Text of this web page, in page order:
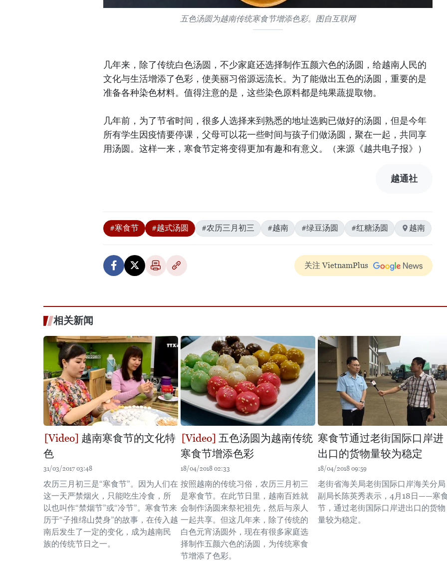
五色汤圆为越南传统寒食节增添色彩。图自互联网
几年来，除了传统白色汤圆，不少家庭还选择制作五颜六色的汤圆，给越南人民的
文化与生活增添了色彩，使美丽习俗源远流长。为了能做出五色的汤圆，重要的是
准备各种染色材料。值得注意的是，这些染色原料都是纯果蔬提取物。
几年前，为了节省时间，很多人选择来到熟悉的地址选购已做好的汤圆，但是今年
所有学生因疫情要停课，父母可以花一些时间与孩子们做汤圆，聚在一起，共同享
用汤圆。这样一来，寒食节定将变得更加有趣和有意义。（来源《越共电子报》）
越通社
#寒食节 #越式汤圆 #农历三月初三 #越南 #绿豆汤圆 #红糖汤圆 越南
关注 VietnamPlus
相关新闻
越南寒食节的文化特
色
31/03/2017 03:48
农历三月初三是“寒食节”。因为人们在
这一天严禁烟火，只能吃生冷食，所
以也叫作“禁烟节”或“冷节”。寒食节来
历于“子推绵山焚身”的故事，在传入越
南后发生了一定的变化，成为越南民
族的传统节日之一。
五色汤圆为越南传统
寒食节增添色彩
18/04/2018 02:33
按照越南的传统习俗，农历三月初三
是寒食节。在此节日里，越南百姓就
会制作汤圆来祭祀祖先，然后与亲人
一起共享。但这几年来，除了传统的
白色元宵汤圆外，现在有很多家庭选
择制作五颜六色的汤圆，为传统寒食
节增添了色彩。
寒食节通过老街国际口岸进
出口的货物量较为稳定
18/04/2018 09:59
老街省海关局老街国际口岸海关分局
副局长陈英秀表示，4月18日——寒
节，通过老街国际口岸进出口的货物
量较为稳定。